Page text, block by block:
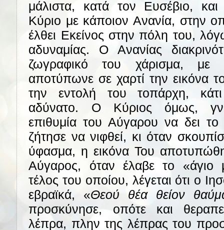
μάλιστα, κατά τον Ευσέβιο, και
Κύριο με κάποιον Ανανία, στην
έλθει Εκείνος στην πόλη του,
αδυναμίας. Ο Ανανίας
ζωγραφικό του χάρισμα,
αποτύπωνε σε χαρτί την εικόνα
την εντολή του τοπάρχη,
αδύνατο. Ο Κύριος όμως,
επιθυμία του Αύγαρου να δει
ζήτησε να νιφθεί, κι όταν
ύφασμα, η εικόνα Του
Αύγαρος, όταν έλαβε το «άγιο
τέλος του οποίου, λέγεται ότι ο
εβραϊκά, «Θεού θέα θείον
προσκύνησε, οπότε και
λέπρα, πλην της λέπρας του